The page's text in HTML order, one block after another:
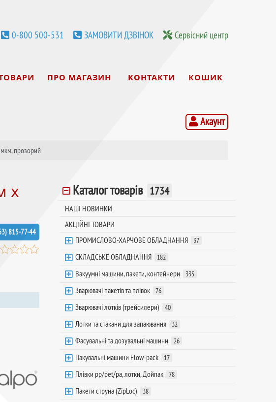
0-800 500-531 ЗАМОВИТИ ДЗВІНОК Сервісний центр
ПРО МАГАЗИН КОНТАКТИ КОШИК
Акаунт
прозорий
х
815-77-44
Каталог товарів 1734
НАШІ НОВИНКИ
АКЦІЙНІ ТОВАРИ
ПРОМИСЛОВО-ХАРЧОВЕ ОБЛАДНАННЯ
37
СКЛАДСЬКЕ ОБЛАДНАННЯ 182
Вакуумні машини, пакети, контейнери 335
Зварювачі пакетів та плівок 76
Зварювачі лотків (трейсилери) 40
Лотки та стакани для запаювання 32
Фасувальні та дозувальні машини 26
Пакувальні машини Flow-pack 17
Плівки pp/pet/pa, лотки, Дойпак 78
Пакети струна (ZipLoc) 38